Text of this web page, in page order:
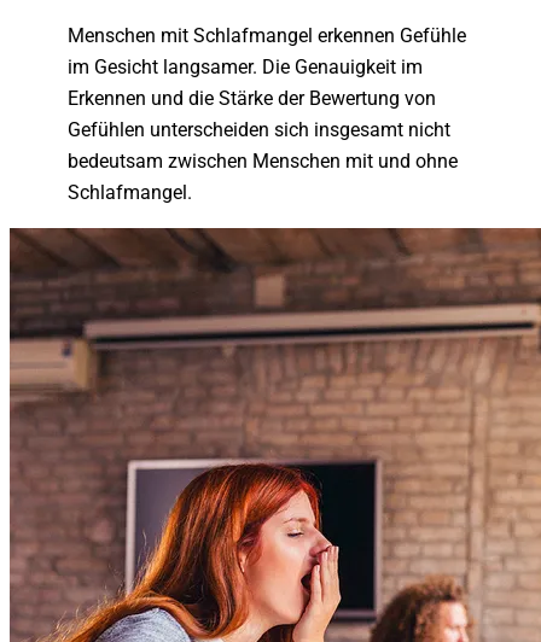
Menschen mit Schlafmangel erkennen Gefühle
im Gesicht langsamer. Die Genauigkeit im
Erkennen und die Stärke der Bewertung von
Gefühlen unterscheiden sich insgesamt nicht
bedeutsam zwischen Menschen mit und ohne
Schlafmangel.